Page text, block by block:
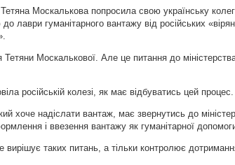
Москалькова попросила свою українську
лаври гуманітарного вантажу від російських
Москалькової. Але це питання до
російській колезі, як має відбуватись цей процес.
хоче надіслати вантаж, має звернутись до
і ввезення вантажу як гуманітарної
таких питань, а тільки контролює